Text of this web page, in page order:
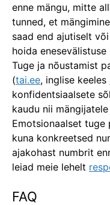
enne mängu, mitte
tunned, et
saad end ajutiselt
hoida
Tuge ja nõustamist
(tai.ee, inglise keeles
konfidentsiaalsete
kaudu nii
Emotsionaalset
kuna konkreetsed
ajakohast numbrit
leiad meie lehelt
FAQ